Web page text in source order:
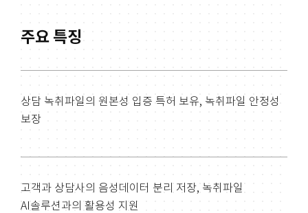
주요 특징
상담 녹취파일의 원본성 입증 특허 보유, 녹취파일 안정성
보장
고객과 상담사의 음성데이터 분리 저장, 녹취파일
AI솔루션과의 활용성 지원